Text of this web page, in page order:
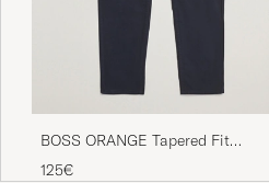
Snabbt leverans 👍
JAVAD F GEKAUFT AM AUF
BOSS ORANGE Tapered Fit
Cotton Chinos Dark Blue
125€